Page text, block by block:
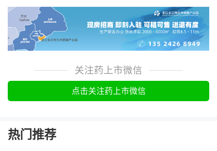
关注药上市微信
点击关注药上市微信
热门推荐